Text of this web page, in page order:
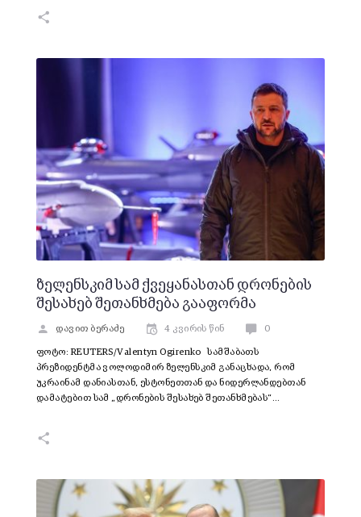
ზელენსკიმ სამ ქვეყანასთან დრონების
შესახებ შეთანხმება გააფორმა
დავით ბერაძე 4 კვირის წინ 0
ფოტო: REUTERS/Valentyn Ogirenko სამშაბათს
პრეზიდენტმა ვოლოდიმირ ზელენსკიმ განაცხადა, რომ
უკრაინამ დანიასთან, ესტონეთთან და ნიდერლანდებთან
დამატებით სამ „დრონების შესახებ შეთანხმებას“…